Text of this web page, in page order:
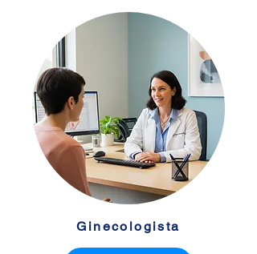
Ginecologista